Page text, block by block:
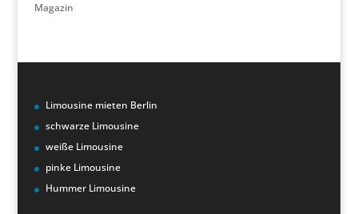
Magazin
Limousine mieten Berlin
schwarze Limousine
weiße Limousine
pinke Limousine
Hummer Limousine